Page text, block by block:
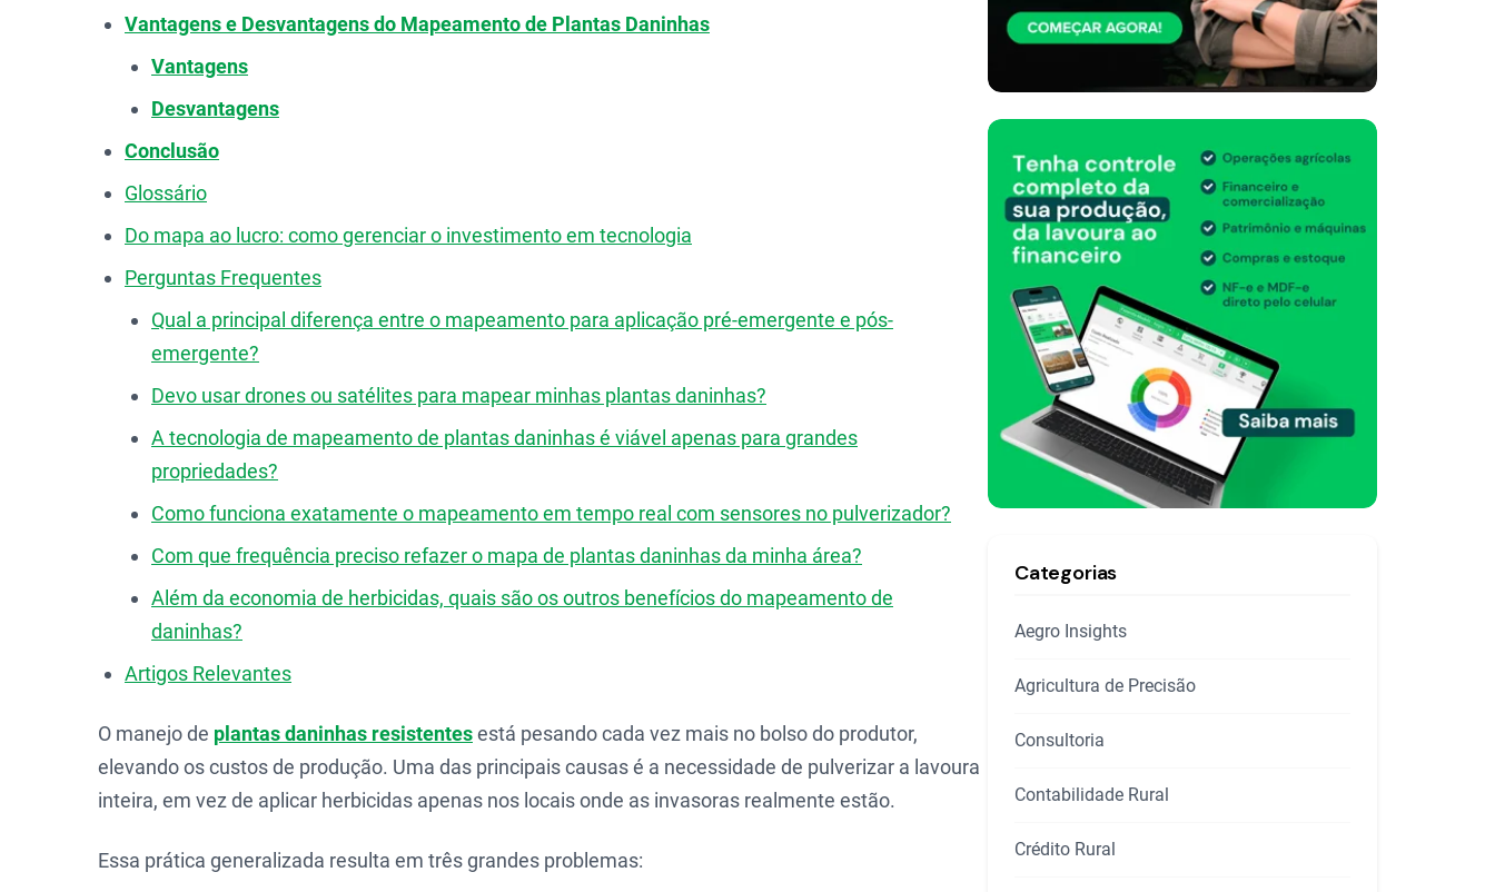
Vantagens e Desvantagens do Mapeamento de Plantas Daninhas
Vantagens
Desvantagens
Conclusão
Glossário
Do mapa ao lucro: como gerenciar o investimento em tecnologia
Perguntas Frequentes
Qual a principal diferença entre o mapeamento para aplicação pré-emergente e pós-
emergente?
Devo usar drones ou satélites para mapear minhas plantas daninhas?
A tecnologia de mapeamento de plantas daninhas é viável apenas para grandes
propriedades?
Como funciona exatamente o mapeamento em tempo real com sensores no pulverizador?
Com que frequência preciso refazer o mapa de plantas daninhas da minha área?
Além da economia de herbicidas, quais são os outros benefícios do mapeamento de
daninhas?
Artigos Relevantes
O manejo de plantas daninhas resistentesestá pesando cada vez mais no bolso do produtor,
elevando os custos de produção. Uma das principais causas é a necessidade de pulverizar a lavoura
inteira, em vez de aplicar herbicidas apenas nos locais onde as invasoras realmente estão.
Essa prática generalizada resulta em três grandes problemas:
Categorias
Aegro Insights
Agricultura de Precisão
Consultoria
Contabilidade Rural
Crédito Rural